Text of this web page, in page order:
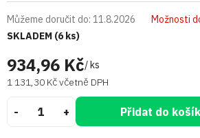
934,96 Kč/ ks
1 131,30 Kč včetně DPH
SKLADEM (6 ks)
Můžeme doručit do: 11.8.2026 Možnosti
Přidat do